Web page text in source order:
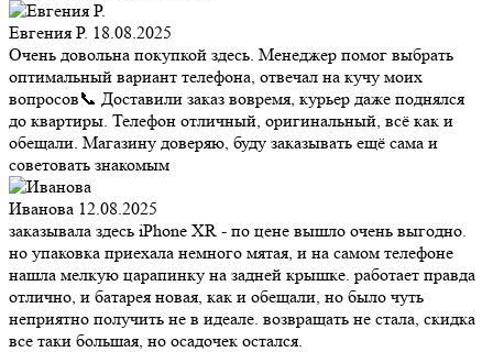
Евгения Р. 18.08.2025
Очень довольна покупкой здесь. Менеджер помог выбрать
оптимальный вариант телефона, отвечал на кучу моих
вопросов📞 Доставили заказ вовремя, курьер даже поднялся
до квартиры. Телефон отличный, оригинальный, всё как и
обещали. Магазину доверяю, буду заказывать ещё сама и
советовать знакомым
Иванова 12.08.2025
заказывала здесь iPhone XR - по цене вышло очень выгодно.
но упаковка приехала немного мятая, и на самом телефоне
нашла мелкую царапинку на задней крышке. работает правда
отлично, и батарея новая, как и обещали, но было чуть
неприятно получить не в идеале. возвращать не стала, скидка
все таки большая, но осадочек остался.